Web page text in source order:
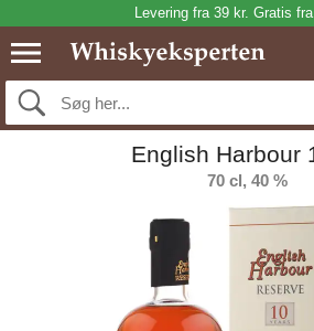
Levering fra 39 kr. Gratis
English Harbour
70 cl, 40 %